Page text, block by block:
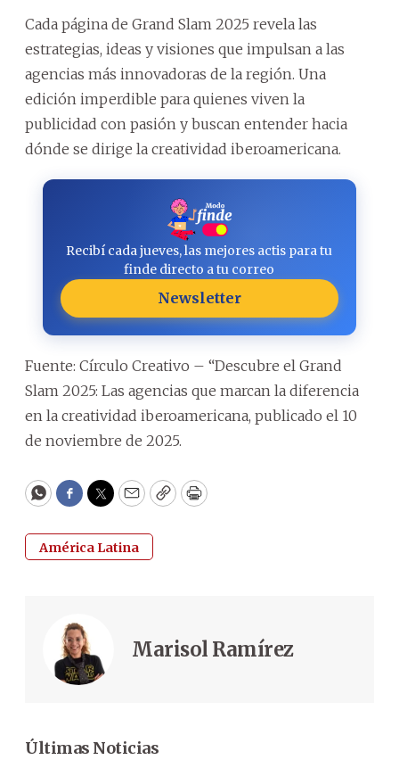
Cada página de Grand Slam 2025 revela las
estrategias, ideas y visiones que impulsan a las
agencias más innovadoras de la región. Una
edición imperdible para quienes viven la
publicidad con pasión y buscan entender hacia
dónde se dirige la creatividad iberoamericana.
Recibí cada jueves, las mejores actis para tu
finde directo a tu correo
Newsletter
Fuente: Círculo Creativo – “Descubre el Grand
Slam 2025: Las agencias que marcan la diferencia
en la creatividad iberoamericana, publicado el 10
de noviembre de 2025.
WhatsApp
Facebook
Twitter
EmailCopyPrint
América Latina
Marisol Ramírez
Últimas Noticias